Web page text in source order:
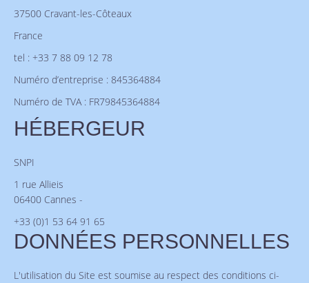
37500 Cravant-les-Côteaux
France
tel : +33 7 88 09 12 78
Numéro d’entreprise : 845364884
Numéro de TVA : FR79845364884
HÉBERGEUR
SNPI
1 rue Allieis
06400 Cannes -
+33 (0)1 53 64 91 65
DONNÉES PERSONNELLES
L'utilisation du Site est soumise au respect des conditions ci-